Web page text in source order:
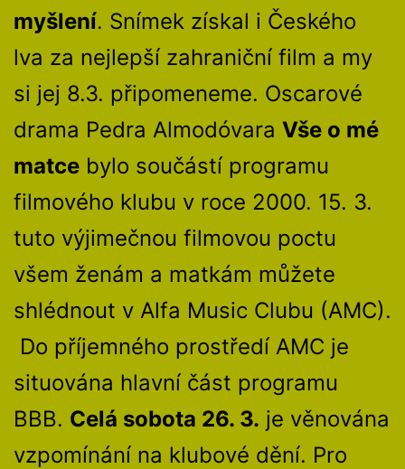
myšlení. Snímek získal i Českého
lva za nejlepší zahraniční film a my
si jej 8.3. připomeneme. Oscarové
drama Pedra Almodóvara Vše o mé
matce bylo součástí programu
filmového klubu v roce 2000. 15. 3.
tuto výjimečnou filmovou poctu
všem ženám a matkám můžete
shlédnout v Alfa Music Clubu (AMC).
Do příjemného prostředí AMC je
situována hlavní část programu
BBB. Celá sobota 26. 3. je věnována
vzpomínání na klubové dění. Pro